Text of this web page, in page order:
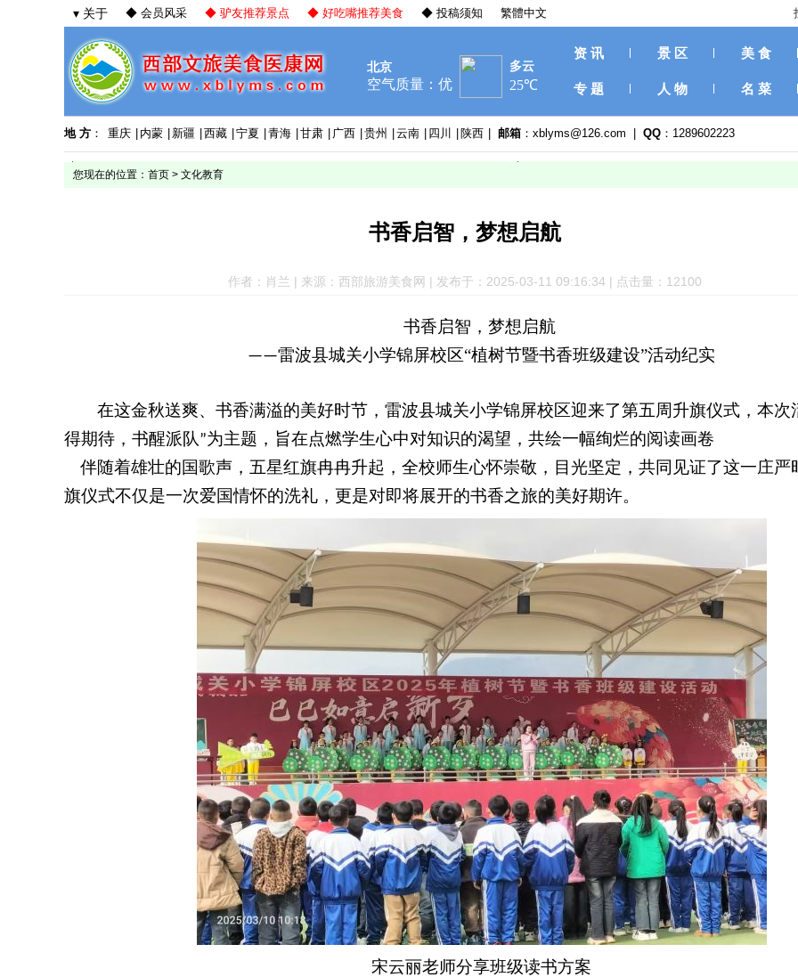
▾ 关于 ◆ 会员风采 ◆ 驴友推荐景点 ◆ 好吃嘴推荐美食 ◆ 投稿须知 繁體中文
资 讯 景 区 美 食
专 题 人 物 名 菜
地 方 ： 重庆 内蒙 新疆 西藏 宁夏 青海 甘肃 广西 贵州 云南 四川 陕西 邮箱 ：xblyms@126.com | QQ ：1289602223
您现在的位置： 首页 > 文化教育
书香启智，梦想启航
作者：肖兰 | 来源：西部旅游美食网 | 发布于：2025-03-11 09:16:34 | 点击量：12100
书香启智，梦想启航
——雷波县城关小学锦屏校区“植树节暨书香班级建设”活动纪实
在这金秋送爽、书香满溢的美好时节， 雷波县城关小学锦屏校区迎来了第五周升旗仪式，本次
得期待，书醒派队 ”为主题，旨在点燃学生心中对知识的渴望，共绘一幅绚烂的阅读画卷
伴随着雄壮的国歌声，五星红旗冉冉升起，全校师生心怀崇敬，目光坚定，共同见证了这一庄严
旗仪式不仅是一次爱国情怀的洗礼，更是对即将展开的书香之旅的美好期许。
宋云丽老师分享班级读书方案